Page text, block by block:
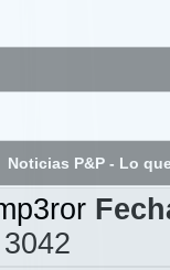
Noticias P&P - Lo
3042